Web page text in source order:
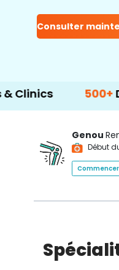
Consulter
500+ Doctors
Genou
Début